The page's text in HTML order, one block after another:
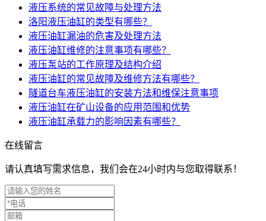
液压系统的常见故障与处理方法
洛阳液压油缸的类型有哪些？
液压油缸漏油的危害及处理方法
液压油缸维修的注意事项有哪些？
液压泵站的工作原理及结构介绍
液压油缸的常见故障及维修方法有哪些？
隧道台车液压油缸的安装方法和维保注意事项
液压油缸在矿山设备的应用范围和优势
液压油缸承载力的影响因素有哪些？
在线留言
请认真填写需求信息，我们会在24小时内与您取得联系！